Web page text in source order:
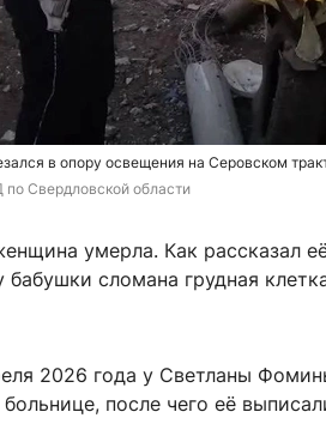
в опору освещения на Серовском
Свердловской области
умерла. Как рассказал
сломана грудная
2026 года у Светланы
после чего её